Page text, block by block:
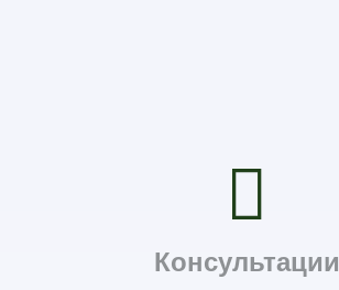
Консультации